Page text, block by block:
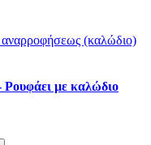
με καλώδιο